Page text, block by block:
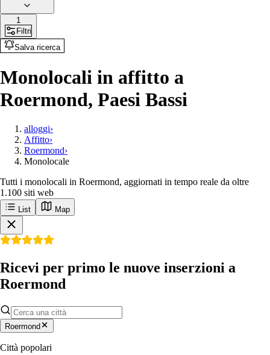
1
Filtri
Salva ricerca
Monolocali in affitto a
Roermond, Paesi Bassi
alloggi›
Affitto›
Roermond›
Monolocale
Tutti i monolocali in Roermond, aggiornati in tempo reale da oltre
1.100 siti web
List Map
Ricevi per primo le nuove inserzioni a
Roermond
Roermond
Città popolari